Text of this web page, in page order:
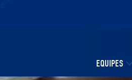
EQUIPES